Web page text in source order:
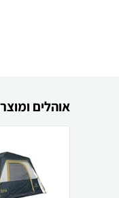
אוהלים